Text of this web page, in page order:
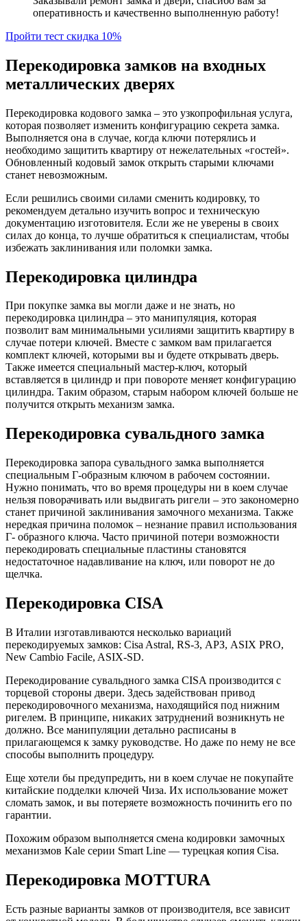
оперативность и качественно выполненную работу!
Пройти тест скидка 10%
Перекодировка замков на входных
металлических дверях
Перекодировка кодового замка – это узкопрофильная услуга,
которая позволяет изменить конфигурацию секрета замка.
Выполняется она в случае, когда ключи потерялись и
необходимо защитить квартиру от нежелательных «гостей».
Обновленный кодовый замок открыть старыми ключами
станет невозможным.
Если решились своими силами сменить кодировку, то
рекомендуем детально изучить вопрос и техническую
документацию изготовителя. Если же не уверены в своих
силах до конца, то лучше обратиться к специалистам, чтобы
избежать заклинивания или поломки замка.
Перекодировка цилиндра
При покупке замка вы могли даже и не знать, но
перекодировка цилиндра – это манипуляция, которая
позволит вам минимальными усилиями защитить квартиру в
случае потери ключей. Вместе с замком вам прилагается
комплект ключей, которыми вы и будете открывать дверь.
Также имеется специальный мастер-ключ, который
вставляется в цилиндр и при повороте меняет конфигурацию
цилиндра. Таким образом, старым набором ключей больше не
получится открыть механизм замка.
Перекодировка сувальдного замка
Перекодировка запора сувальдного замка выполняется
специальным Г-образным ключом в рабочем состоянии.
Нужно понимать, что во время процедуры ни в коем случае
нельзя поворачивать или выдвигать ригели – это закономерно
станет причиной заклинивания замочного механизма. Также
нередкая причина поломок – незнание правил использования
Г- образного ключа. Часто причиной потери возможности
перекодировать специальные пластины становятся
недостаточное надавливание на ключ, или поворот не до
щелчка.
Перекодировка CISA
В Италии изготавливаются несколько вариаций
перекодируемых замков: Cisa Astral, RS-3, АРЗ, ASIX PRO,
New Cambio Facile, ASIX-SD.
Перекодирование сувальдного замка CISA производится с
торцевой стороны двери. Здесь задействован привод
перекодировочного механизма, находящийся под нижним
ригелем. В принципе, никаких затруднений возникнуть не
должно. Все манипуляции детально расписаны в
прилагающемся к замку руководстве. Но даже по нему не все
способы выполнить процедуру.
Еще хотели бы предупредить, ни в коем случае не покупайте
китайские подделки ключей Чиза. Их использование может
сломать замок, и вы потеряете возможность починить его по
гарантии.
Похожим образом выполняется смена кодировки замочных
механизмов Kale серии Smart Line — турецкая копия Cisa.
Перекодировка MOTTURA
Есть разные варианты замков от производителя, все зависит